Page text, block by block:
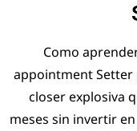
Como
appointment Setter
closer explosiva
meses sin invertir